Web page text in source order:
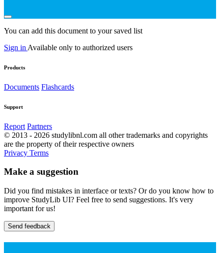
You can add this document to your saved list
Sign in Available only to authorized users
Products
Documents Flashcards
Support
Report Partners
© 2013 - 2026 studylibnl.com all other trademarks and copyrights
are the property of their respective owners
Privacy Terms
Make a suggestion
Did you find mistakes in interface or texts? Or do you know how to
improve StudyLib UI? Feel free to send suggestions. It's very
important for us!
Send feedback